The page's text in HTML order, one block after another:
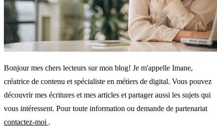
Bonjour mes chers lecteurs sur mon blog! Je m'appelle Imane,
créatrice de contenu et spécialiste en métiers de digital. Vous pouvez
découvrir mes écritures et mes articles et partager aussi les sujets qui
vous intéressent. Pour toute information ou demande de partenariat
contactez-moi .